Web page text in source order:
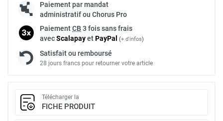
Paiement par mandat
administratif ou Chorus Pro
PaiementCB 3 fois sans frais
avecScalapayetPayPal (+ d'infos)
Satisfait ou remboursé
28 jours francs pour retourner votre article
Télécharger la
FICHE PRODUIT